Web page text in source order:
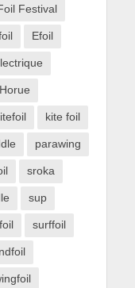
Festival
Efoil
Horue
kite foil
parawing
sroka
sup
surffoil